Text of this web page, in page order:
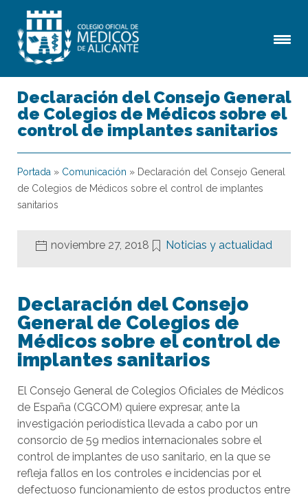
Declaración del Consejo General
de Colegios de Médicos sobre el
control de implantes sanitarios
Portada » Comunicación » Declaración del Consejo General
de Colegios de Médicos sobre el control de implantes
sanitarios
noviembre 27, 2018 Noticias y actualidad
Declaración del Consejo
General de Colegios de
Médicos sobre el control de
implantes sanitarios
El Consejo General de Colegios Oficiales de Médicos
de España (CGCOM) quiere expresar, ante la
investigación periodística llevada a cabo por un
consorcio de 59 medios internacionales sobre el
control de implantes de uso sanitario, en la que se
refleja fallos en los controles e incidencias por el
defectuoso funcionamiento de estos productos entre